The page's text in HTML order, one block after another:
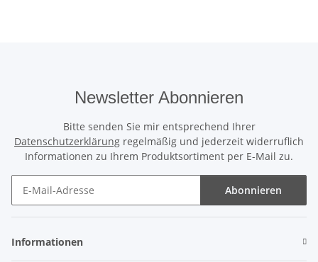
Newsletter Abonnieren
Bitte senden Sie mir entsprechend Ihrer
Datenschutzerklärung regelmäßig und jederzeit widerruflich
Informationen zu Ihrem Produktsortiment per E-Mail zu.
Abonnieren
Informationen